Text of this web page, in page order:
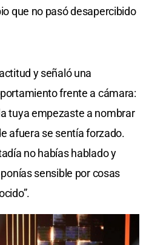
que no pasó desapercibido
y señaló una
frente a cámara:
tuya empezaste a nombrar
afuera se sentía forzado.
no habías hablado y
sensible por cosas